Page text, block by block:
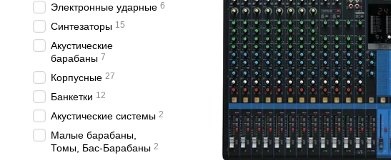
Электронные ударные 6
Синтезаторы 15
Акустические
барабаны 7
Корпусные 27
Банкетки 12
Акустические системы 2
Малые барабаны,
Томы, Бас-Барабаны 2